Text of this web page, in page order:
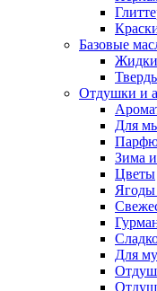
Базовые
Отдушки и
Для
Зима
Цветы
Для